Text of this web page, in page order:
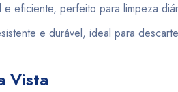
e eficiente, perfeito para limpeza
e durável, ideal para
Vista